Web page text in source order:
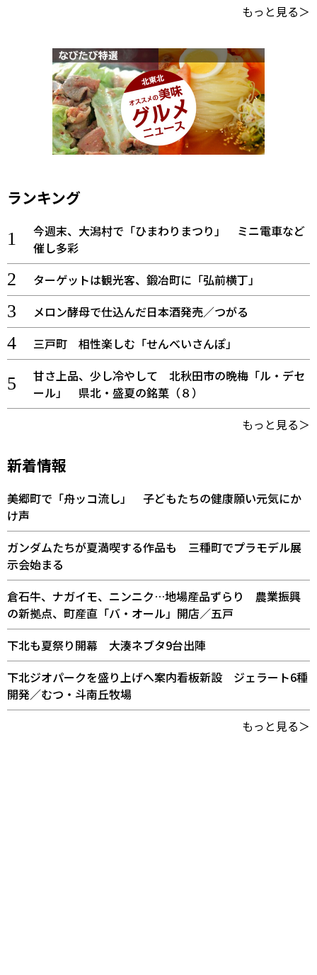
もっと見る＞
ランキング
今週末、大潟村で「ひまわりまつり」 ミニ電車など
催し多彩
ターゲットは観光客、鍛冶町に「弘前横丁」
メロン酵母で仕込んだ日本酒発売／つがる
三戸町 相性楽しむ「せんべいさんぽ」
甘さ上品、少し冷やして 北秋田市の晩梅「ル・デセ
ール」 県北・盛夏の銘菓（８）
もっと見る＞
新着情報
美郷町で「舟ッコ流し」 子どもたちの健康願い元気にか
け声
ガンダムたちが夏満喫する作品も 三種町でプラモデル展
示会始まる
倉石牛、ナガイモ、ニンニク…地場産品ずらり 農業振興
の新拠点、町産直「バ・オール」開店／五戸
下北も夏祭り開幕 大湊ネブタ9台出陣
下北ジオパークを盛り上げへ案内看板新設 ジェラート6種
開発／むつ・斗南丘牧場
もっと見る＞